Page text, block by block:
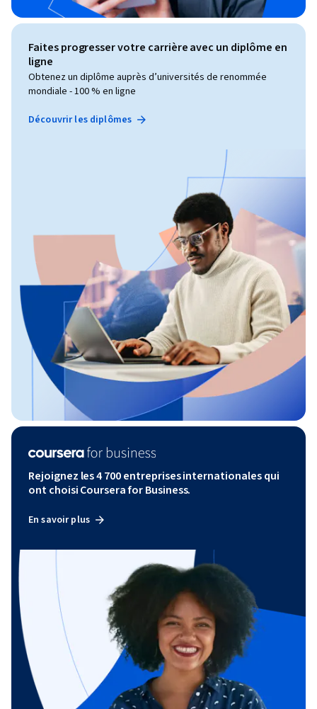
Faites progresser votre carrière avec un diplôme en
ligne
Obtenez un diplôme auprès d’universités de renommée
mondiale - 100 % en ligne
Découvrir les diplômes
Rejoignez les 4 700 entreprises internationales qui
ont choisi Coursera for Business.
En savoir plus